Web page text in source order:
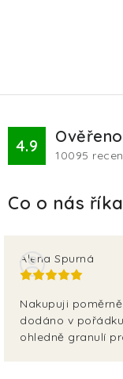
4.9 10095
Alena Spurná
Nakupuji
dodáno v
ohledně granulí